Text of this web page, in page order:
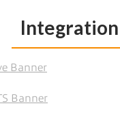
Integration